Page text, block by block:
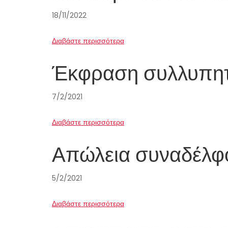
18/11/2022
Διαβάστε περισσότερα
Έκφραση
7/2/2021
Διαβάστε περισσότερα
Απώλεια
5/2/2021
Διαβάστε περισσότερα